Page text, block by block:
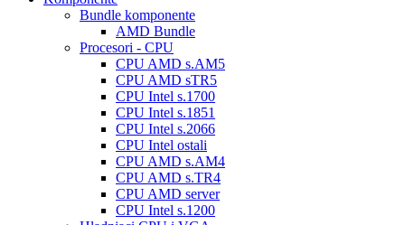
Bundle komponente
AMD Bundle
Procesori - CPU
CPU AMD s.AM5
CPU AMD sTR5
CPU Intel s.1700
CPU Intel s.1851
CPU Intel s.2066
CPU Intel ostali
CPU AMD s.AM4
CPU AMD s.TR4
CPU AMD server
CPU Intel s.1200